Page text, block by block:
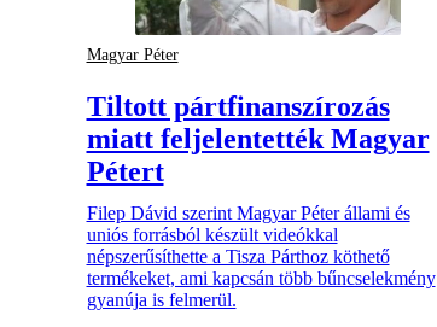
Magyar Péter
Tiltott pártfinanszírozás
miatt feljelentették Magyar
Pétert
Filep Dávid szerint Magyar Péter állami és
uniós forrásból készült videókkal
népszerűsíthette a Tisza Párthoz köthető
termékeket, ami kapcsán több bűncselekmény
gyanúja is felmerül.